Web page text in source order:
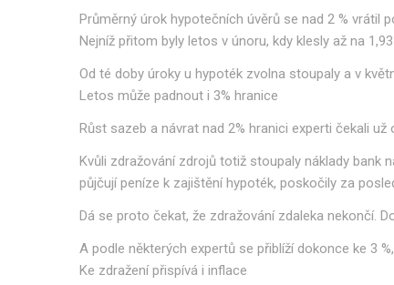
Průměrný úrok hypotečních úvěrů se nad 2 % vrátil
Nejníž přitom byly letos v únoru, kdy klesly až na 1,93
Od té doby úroky u hypoték zvolna stoupaly a v
Letos může padnout i 3% hranice
Růst sazeb a návrat nad 2% hranici experti čekali už
Kvůli zdražování zdrojů totiž stoupaly náklady bank
půjčují peníze k zajištění hypoték, poskočily za
Dá se proto čekat, že zdražování zdaleka nekončí.
A podle některých expertů se přiblíží dokonce ke 3
Ke zdražení přispívá i inflace